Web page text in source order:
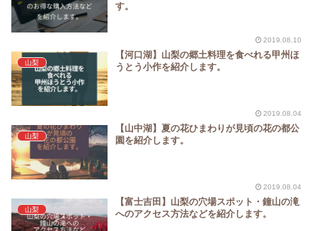
す。
2019.08.10
山梨
【河口湖】山梨の郷土料理を食べれる甲州ほ
うとう小作を紹介します。
2019.08.04
山梨
【山中湖】夏の花ひまわりが見頃の花の都公
園を紹介します。
2019.08.04
山梨
【富士吉田】山梨の穴場スポット・鐘山の滝
へのアクセス方法などを紹介します。